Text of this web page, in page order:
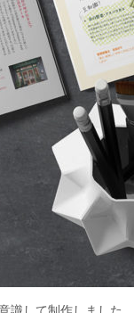
して制作しました。